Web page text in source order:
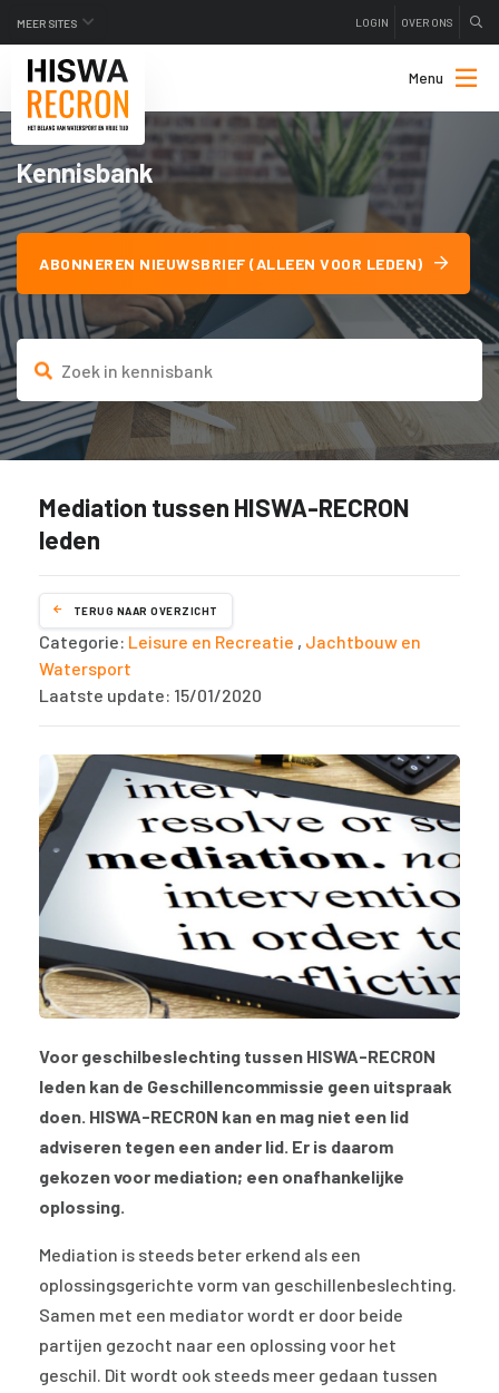
MEER SITES LOGIN OVER ONS
Menu
Kennisbank
ABONNEREN NIEUWSBRIEF (ALLEEN VOOR LEDEN)
Mediation tussen HISWA-RECRON
leden
TERUG NAAR OVERZICHT
Categorie: Leisure en Recreatie , Jachtbouw en
Watersport
Laatste update: 15/01/2020
Voor geschilbeslechting tussen HISWA-RECRON
leden kan de Geschillencommissie geen uitspraak
doen. HISWA-RECRON kan en mag niet een lid
adviseren tegen een ander lid. Er is daarom
gekozen voor mediation; een onafhankelijke
oplossing.
Mediation is steeds beter erkend als een
oplossingsgerichte vorm van geschillenbeslechting.
Samen met een mediator wordt er door beide
partijen gezocht naar een oplossing voor het
geschil. Dit wordt ook steeds meer gedaan tussen